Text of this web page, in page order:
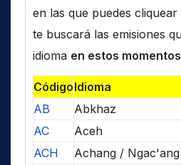
en las que puedes
te buscará las emisiones
idioma en estos momentos
CódigoIdioma
AB
Abkhaz
AC
Aceh
ACH
Achang / Ngac'ang